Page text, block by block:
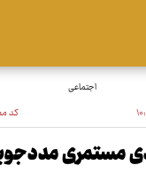
اجتماعی
کد
۴۰ درصدی مستمری